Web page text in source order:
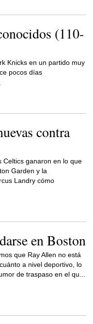
(110-
Knicks en un partido muy
pocos días
contra
Celtics ganaron en lo que
Garden y la
Landry cómo
en Boston
que Ray Allen no está
a nivel deportivo, lo
de traspaso en el qu...